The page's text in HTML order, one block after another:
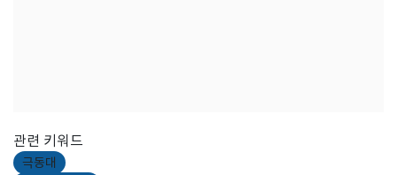
관련 키워드
극동대